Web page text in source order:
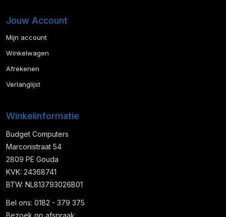
Jouw Account
Mijn account
Winkelwagen
Afrekenen
Verlanglijst
Winkelinformatie
Budget Computers
Marconistraat 54
2809 PE Gouda
KVK: 24368741
BTW: NL813793026B01
Bel ons: 0182 - 379 375